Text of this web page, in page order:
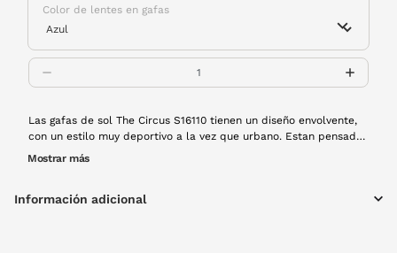
Color de lentes en gafas
Las gafas de sol The Circus S16110 tienen un diseño envolvente,
con un estilo muy deportivo a la vez que urbano. Estan pensadas
para acompañarte en cualquier momento, fabricadas con
estilo de vida muy activo. ¡Resistentes y listas para la acción!
Mostrar más
Información adicional